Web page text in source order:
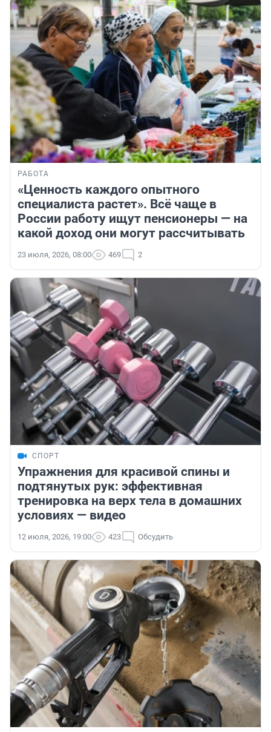
РАБОТА
«Ценность каждого опытного
специалиста растет». Всё чаще в
России работу ищут пенсионеры — на
какой доход они могут рассчитывать
23 июля, 2026, 08:00 469 2
СПОРТ
Упражнения для красивой спины и
подтянутых рук: эффективная
тренировка на верх тела в домашних
условиях — видео
12 июля, 2026, 19:00 423 Обсудить